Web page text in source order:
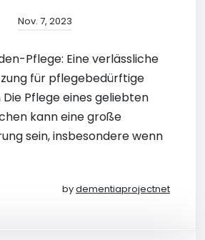
Nov. 7, 2023
Pflege: Eine verlässliche
für pflegebedürftige
Pflege eines geliebten
kann eine große
sein, insbesondere wenn
bydementiaprojectnet